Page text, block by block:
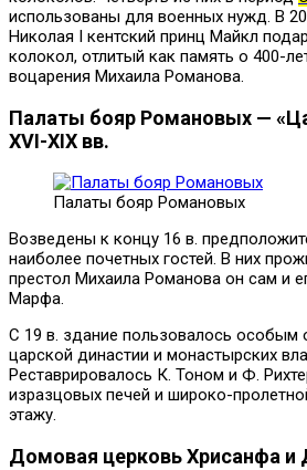
использованы для военных нужд. В
Николая I кентский принц Майкл
колокол, отлитый как память о 400-
воцарения Михаила Романова.
Палаты бояр Романовых —
XVI-XIX вв.
Палаты бояр Романовых
Возведены к концу 16 в.
наиболее почетных гостей. В них
престол Михаила Романова он сам и
Марфа.
С 19 в. здание пользовалось особым
царской династии и монастырских
Реставрировалось К. Тоном и Ф.
изразцовых печей и широко-
этажу.
Домовая церковь Хрисанфа и